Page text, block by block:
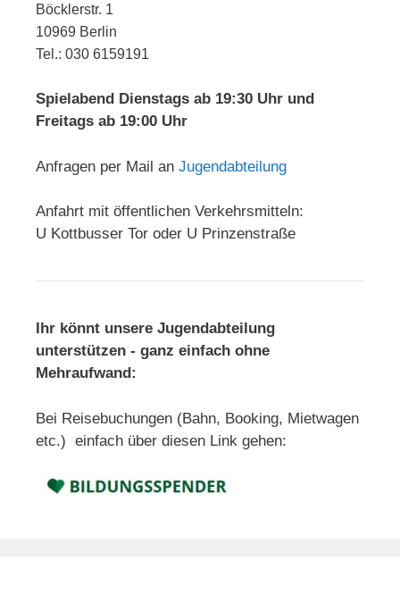
Böcklerstr. 1
10969 Berlin
Tel.: 030 6159191
Spielabend Dienstags ab 19:30 Uhr und
Freitags ab 19:00 Uhr
Anfragen per Mail an Jugendabteilung
Anfahrt mit öffentlichen Verkehrsmitteln:
U Kottbusser Tor oder U Prinzenstraße
Ihr könnt unsere Jugendabteilung
unterstützen - ganz einfach ohne
Mehraufwand:
Bei Reisebuchungen (Bahn, Booking, Mietwagen
etc.) einfach über diesen Link gehen: